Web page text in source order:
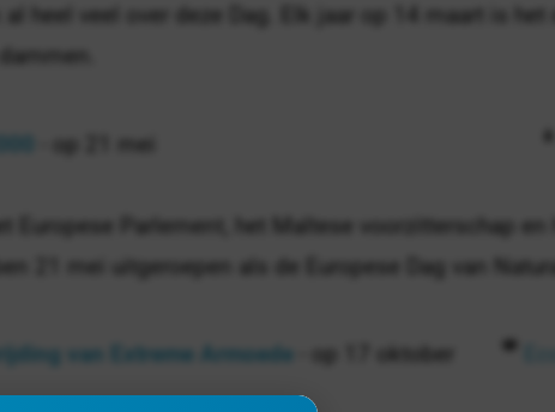
heel veel over deze Dag. Elk jaar op 14 maart is het
- op 21 mei
Europese Parlement, het Maltese voorzitterschap en
21 mei uitgeroepen als de Europese Dag van
van Extreme Armoede - op 17 oktober